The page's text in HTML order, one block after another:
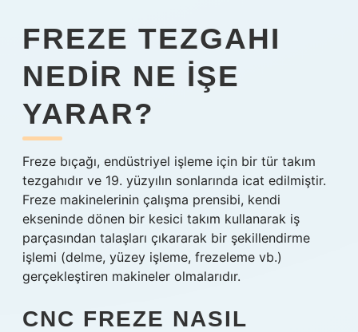
FREZE TEZGAHI
NEDIR NE IŞE
YARAR?
Freze bıçağı, endüstriyel işleme için bir tür takım
tezgahıdır ve 19. yüzyılın sonlarında icat edilmiştir.
Freze makinelerinin çalışma prensibi, kendi
ekseninde dönen bir kesici takım kullanarak iş
parçasından talaşları çıkararak bir şekillendirme
işlemi (delme, yüzey işleme, frezeleme vb.)
gerçekleştiren makineler olmalarıdır.
CNC FREZE NASIL